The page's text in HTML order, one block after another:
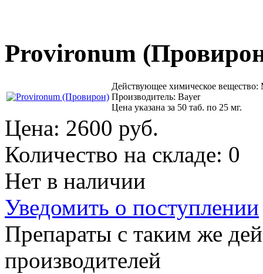
Provironum
Действующее химическое вещество:
Производитель: Bayer
Цена указана за 50 таб. по 25 мг.
Цена: 2600 руб.
Количество на складе: 0
Нет в наличии
Уведомить о поступлении
Препараты с таким же
производителей